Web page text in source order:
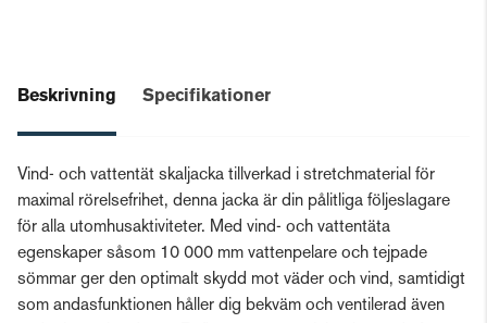
Beskrivning Specifikationer
Vind- och vattentät skaljacka tillverkad i stretchmaterial för
maximal rörelsefrihet, denna jacka är din pålitliga följeslagare
för alla utomhusaktiviteter. Med vind- och vattentäta
egenskaper såsom 10 000 mm vattenpelare och tejpade
sömmar ger den optimalt skydd mot väder och vind, samtidigt
som andasfunktionen håller dig bekväm och ventilerad även